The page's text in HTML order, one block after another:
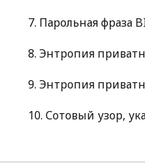
7. Парольная фраза
8. Энтропия
9. Энтропия
10. Сотовый узор,